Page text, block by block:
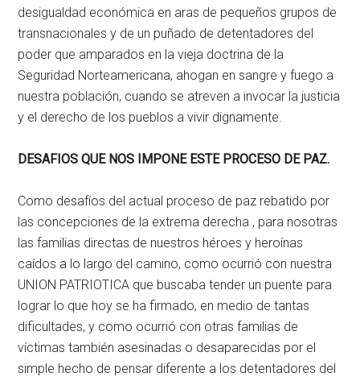
desigualdad económica en aras de pequeños grupos de
transnacionales y de un puñado de detentadores del
poder que amparados en la vieja doctrina de la
Seguridad Norteamericana, ahogan en sangre y fuego a
nuestra población, cuando se atreven a invocar la justicia
y el derecho de los pueblos a vivir dignamente.
DESAFIOS QUE NOS IMPONE ESTE PROCESO DE PAZ.
Como desafíos del actual proceso de paz rebatido por
las concepciones de la extrema derecha , para nosotras
las familias directas de nuestros héroes y heroínas
caídos a lo largo del camino, como ocurrió con nuestra
UNION PATRIOTICA que buscaba tender un puente para
lograr lo que hoy se ha firmado, en medio de tantas
dificultades, y como ocurrió con otras familias de
víctimas también asesinadas o desaparecidas por el
simple hecho de pensar diferente a los detentadores del